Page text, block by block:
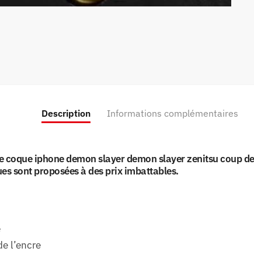
Description Informations complémentaires
iphone demon slayer demon slayer zenitsu coup
sont proposées à des prix imbattables.
l’encre